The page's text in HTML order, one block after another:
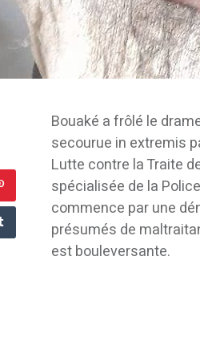
Bouaké a frôlé le
secourue in extremis
Lutte contre la Traite
spécialisée de la
commence par une
présumés de
est bouleversante.